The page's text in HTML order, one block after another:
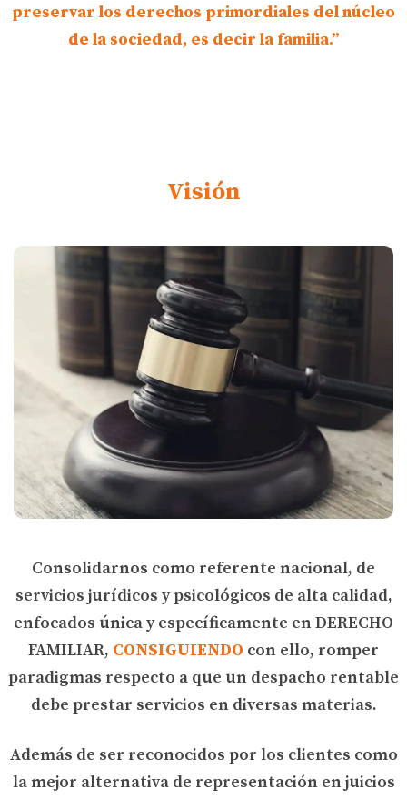
preservar los derechos primordiales del núcleo
de la sociedad, es decir la familia.”
Visión
Consolidarnos como referente nacional, de
servicios jurídicos y psicológicos de alta calidad,
enfocados única y específicamente en DERECHO
FAMILIAR, CONSIGUIENDO con ello, romper
paradigmas respecto a que un despacho rentable
debe prestar servicios en diversas materias.
Además de ser reconocidos por los clientes como
la mejor alternativa de representación en juicios